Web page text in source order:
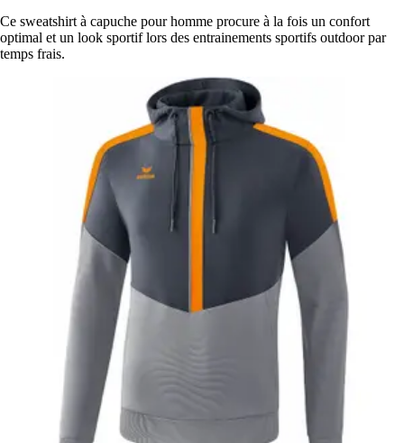
Ce sweatshirt à capuche pour homme procure à la fois un confort
optimal et un look sportif lors des entrainements sportifs outdoor par
temps frais.